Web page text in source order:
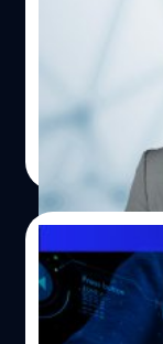
บริษัท บลูบิค ก
ชั้นนำผู้ให้บริก
ลงทุนใน บริษัท
ด้านระบบ
80 จากผู้ถือหุ้นเ
และขยายขอบ
Resource
การบริหารจัดก
เป็นที่ปรึกษาชั้น
ประธานเจ้าหน้
เปิดเผยว่า การ
เชี่ยวชาญระดับ
และเพิ่มศักยภ
ทีมคอนเทนต์ BT
บลูบิค มอง